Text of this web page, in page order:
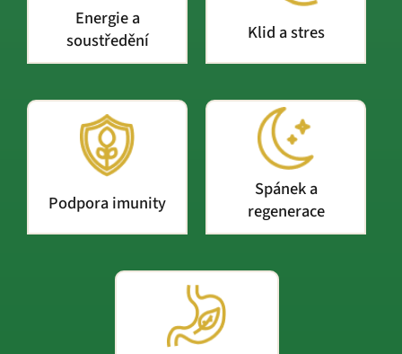
Energie a
soustředění
Klid a stres
Podpora imunity
Spánek a
regenerace